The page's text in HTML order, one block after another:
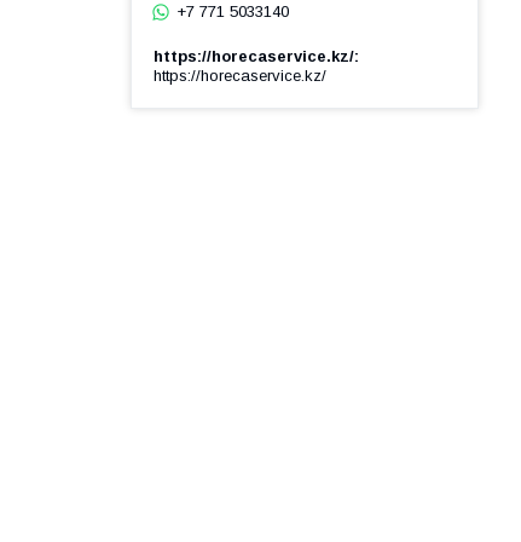
+7 771 5033140
https://horecaservice.kz/
https://horecaservice.kz/